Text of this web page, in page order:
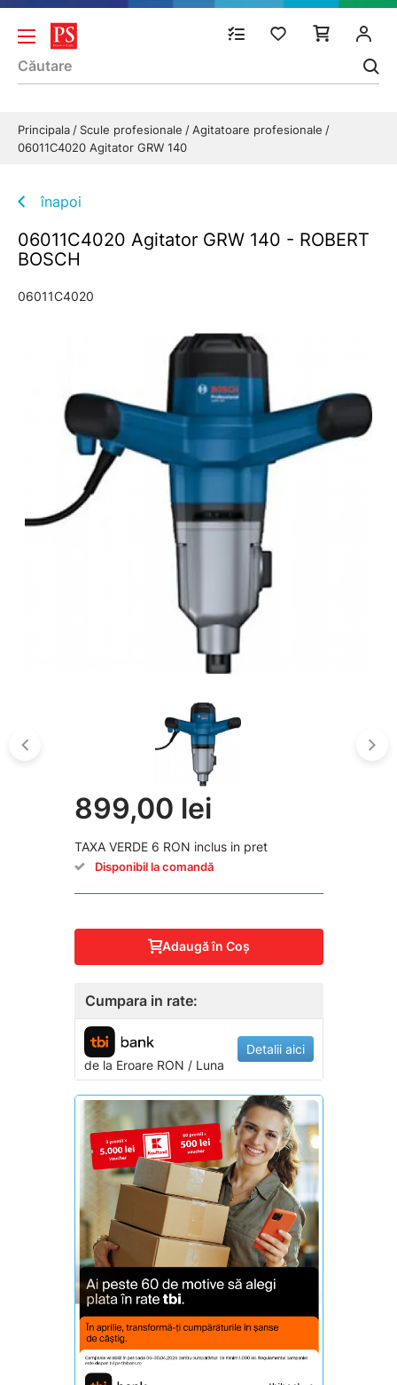
Principala Scule profesionale
Agitatoare profesionale
06011C4020 Agitator GRW 140
înapoi
06011C4020 Agitator GRW 140 - ROBERT
BOSCH
06011C4020
899,00 lei
TAXA VERDE 6 RON inclus in pret
Disponibil la comandă
Adaugă în Coş
Cumpara in rate:
de la EroareRON / Luna
Detalii aici